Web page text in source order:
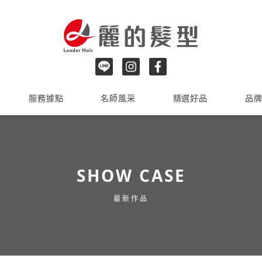
服務據點 名師風采 精選好品 品
SHOW CASE
最新作品